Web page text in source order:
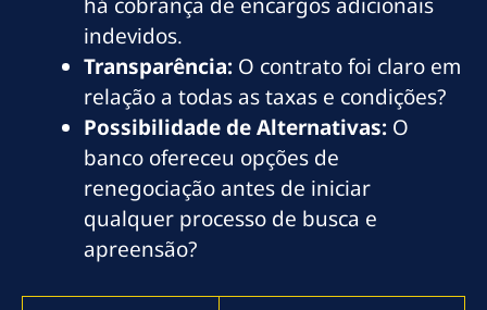
há cobrança de encargos adicionais
indevidos.
Transparência: O contrato foi claro em
relação a todas as taxas e condições?
Possibilidade de Alternativas: O
banco ofereceu opções de
renegociação antes de iniciar
qualquer processo de busca e
apreensão?